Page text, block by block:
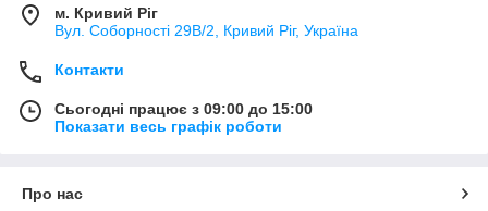
м. Кривий Ріг
Вул. Соборності 29В/2, Кривий Ріг, Україна
Контакти
Сьогодні працює з 09:00 до 15:00
Показати весь графік роботи
Про нас